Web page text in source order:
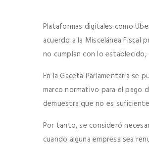
Plataformas digitales como
acuerdo a la Miscelánea
no cumplan con lo
En la Gaceta Parlamentaria se
marco normativo para el pago
demuestra que no es
Por tanto, se consideró
cuando alguna empresa sea